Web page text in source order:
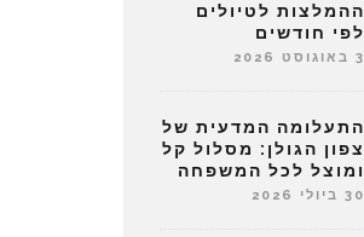
ההמלצות לטיולים
לפי חודשים
3 באוגוסט 2026
התעלומה המדעית של
צפון הגולן: מסלול קל
ומוצל לכל המשפחה
30 ביולי 2026